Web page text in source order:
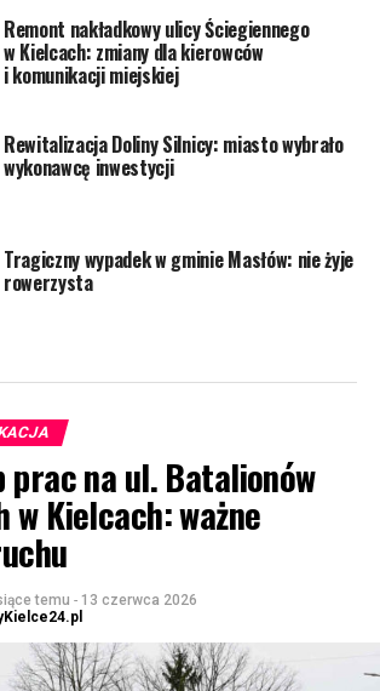
Remont nakładkowy ulicy Ściegiennego
w Kielcach: zmiany dla kierowców
i komunikacji miejskiej
Rewitalizacja Doliny Silnicy: miasto wybrało
wykonawcę inwestycji
Tragiczny wypadek w gminie Masłów: nie żyje
rowerzysta
prac na ul. Batalionów
w Kielcach: ważne
temu - 13 czerwca 2026